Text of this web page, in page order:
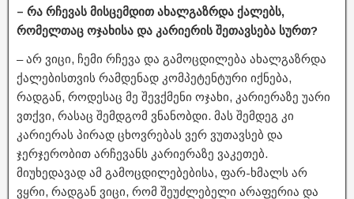
– რა რჩევას მისცემდით ახალგაზრდა ქალებს,
რომელთაც ოჯახისა და კარიერის შეთავსება სურთ?
– არ ვიცი, ჩემი რჩევა და გამოცდილება ახალგაზრდა
ქალებისთვის რამდენად კომპეტენტური იქნება,
რადგან, როდესაც მე შევქმენი ოჯახი, კარიერაზე უარი
ვთქვი, რასაც შემდგომ ვნანობდი. მას შემდეგ კი
კარიერას პირად ცხოვრებას ვერ ვუთავსებ და
ჯერჯერობით არჩევანს კარიერაზე ვაკეთებ.
მიუხედავად ამ გამოცდილებებისა, ფარ-ხმალს არ
ვყრი, რადგან ვიცი, რომ შეუძლებელი არაფერია და